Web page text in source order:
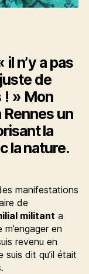
n’y a pas
de
! » Mon
un
la
la nature.
manifestations
de
militant a
en
revenu en
suis dit qu’il était